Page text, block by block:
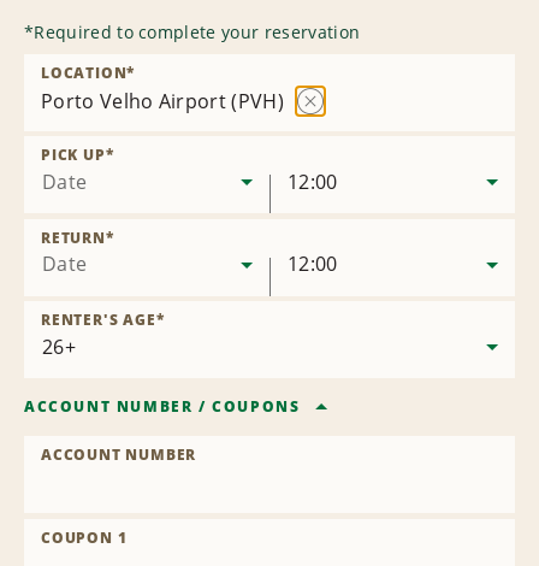
*Required to complete your reservation
Porto Velho Airport (PVH)
LOCATION*
Date
PICK UP*
12:00
Date
RETURN*
12:00
RENTER'S AGE*
ACCOUNT NUMBER /COUPONS
ACCOUNT NUMBER
COUPON 1